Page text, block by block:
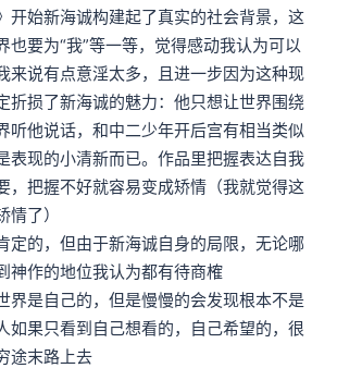
开始新海诚构建起了真实的社会背景，这
也要为“我”等一等，觉得感动我认为可以
来说有点意淫太多，且进一步因为这种现
折损了新海诚的魅力：他只想让世界围绕
听他说话，和中二少年开后宫有相当类似
表现的小清新而已。作品里把握表达自我
，把握不好就容易变成矫情（我就觉得这
了）
定的，但由于新海诚自身的局限，无论哪
神作的地位我认为都有待商榷
界是自己的，但是慢慢的会发现根本不是
如果只看到自己想看的，自己希望的，很
途末路上去